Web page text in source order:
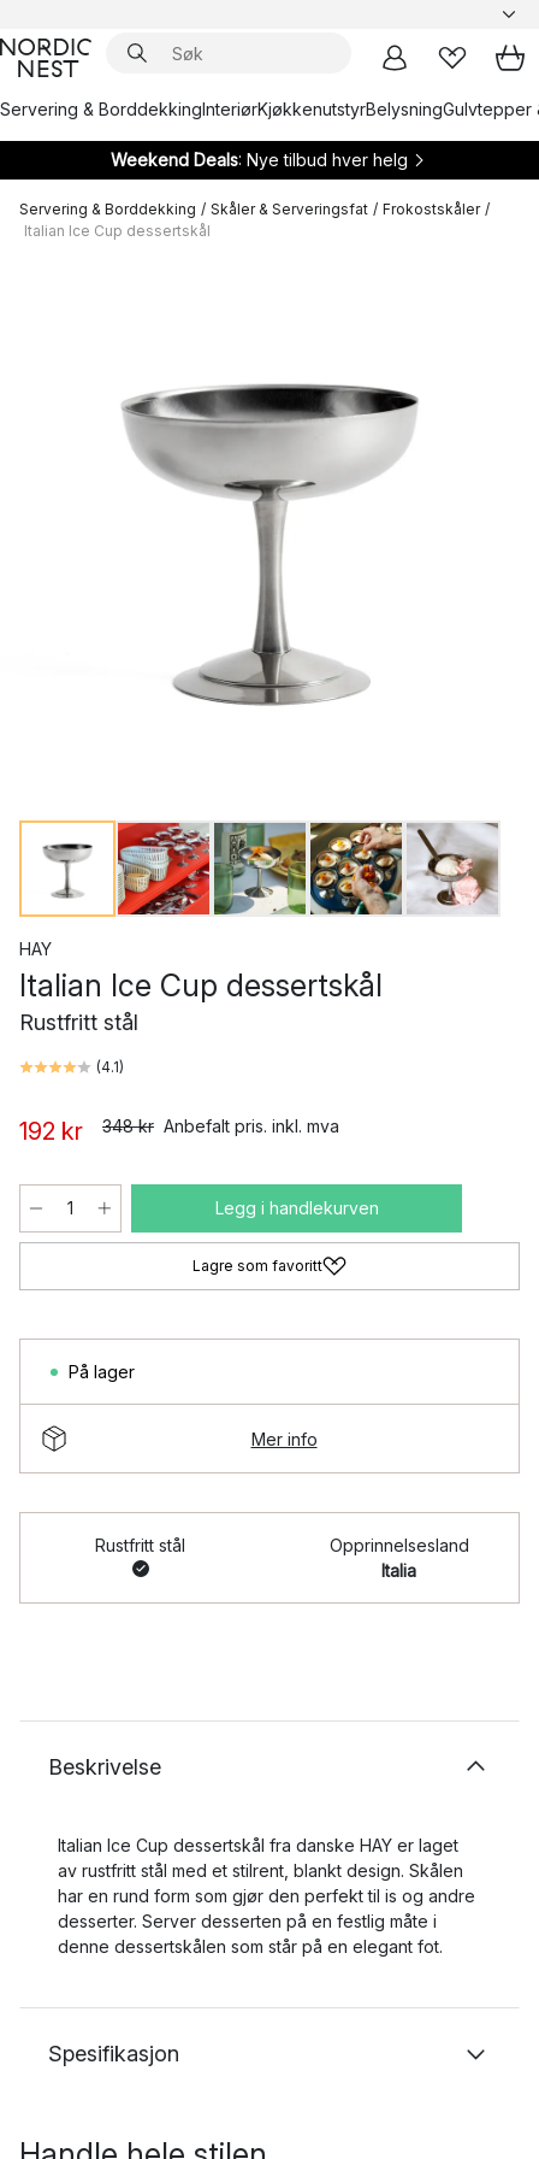
Servering & BorddekkingInteriørKjøkkenutstyrBelysningGulvtepper
Weekend Deals: Nye tilbud hver helg
Servering & Borddekking / Skåler & Serveringsfat / Frokostskåler /
Italian Ice Cup dessertskål
HAY
Italian Ice Cup dessertskål
Rustfritt stål
(4.1)
192 kr 348 kr Anbefalt pris. inkl. mva
Legg i handlekurven
Lagre som favoritt
På lager
Mer info
Rustfritt stål
Opprinnelsesland
Italia
Beskrivelse
Italian Ice Cup dessertskål fra danske HAY er laget
av rustfritt stål med et stilrent, blankt design. Skålen
har en rund form som gjør den perfekt til is og andre
desserter. Server desserten på en festlig måte i
denne dessertskålen som står på en elegant fot.
Spesifikasjon